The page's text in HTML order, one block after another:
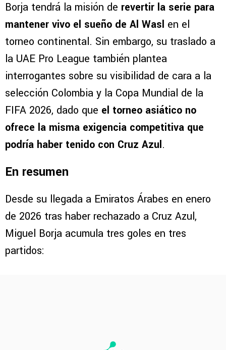
Borja tendrá la misión de revertir la serie para
mantener vivo el sueño de Al Wasl en el
torneo continental. Sin embargo, su traslado a
la UAE Pro League también plantea
interrogantes sobre su visibilidad de cara a la
selección Colombia y la Copa Mundial de la
FIFA 2026, dado que el torneo asiático no
ofrece la misma exigencia competitiva que
podría haber tenido con Cruz Azul.
En resumen
Desde su llegada a Emiratos Árabes en enero
de 2026 tras haber rechazado a Cruz Azul,
Miguel Borja acumula tres goles en tres
partidos: